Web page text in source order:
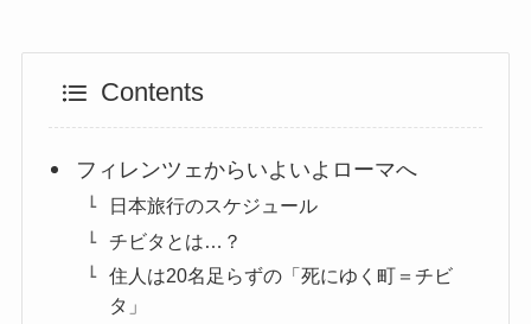
Contents
フィレンツェからいよいよローマへ
日本旅行のスケジュール
チビタとは…？
住人は20名足らずの「死にゆく町＝チビ
タ」